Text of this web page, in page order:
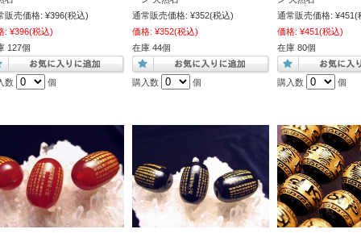
販売価格: ¥396(税込)
: ¥396(税込)
127個
数 個
通常販売価格: ¥352(税込)
価格: ¥352(税込)
在庫 44個
購入数 個
通常販売価格: ¥451(
価格: ¥451(税込)
在庫 80個
購入数 個